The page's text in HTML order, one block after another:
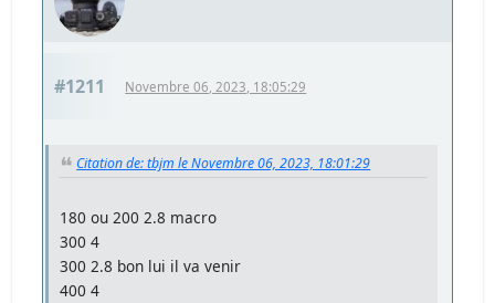
#1211 Novembre 06, 2023, 18:05:29
Citation de: tbjm le Novembre 06, 2023, 18:01:29
180 ou 200 2.8 macro
300 4
300 2.8 bon lui il va venir
400 4